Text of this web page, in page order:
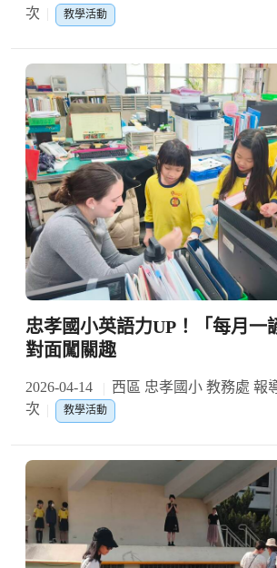
次
教學活動
忠孝國小英語力UP！「每月一
對面闖關趣
2026-04-14 西區 忠孝國小 教務處 報
次
教學活動